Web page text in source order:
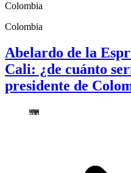
Colombia
Colombia
Abelardo de la
Cali: ¿de cuánto
presidente de